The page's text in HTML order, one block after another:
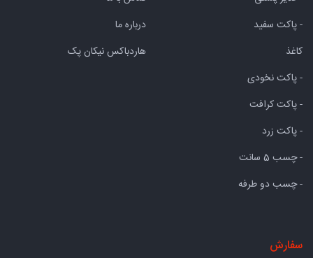
- پاکت سفید
کاغذ
- پاکت نخودی
- پاکت کرافت
- پاکت زرد
- چسب دو طرفه
درباره ما
هاردباکس نیکان پک
سفارش